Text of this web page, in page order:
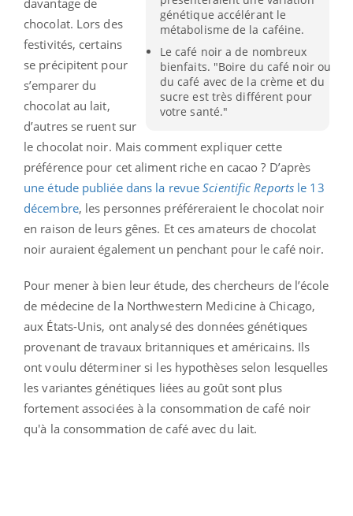
génétique accélérant le
métabolisme de la caféine.
Le café noir a de nombreux
bienfaits. "Boire du café noir ou
du café avec de la crème et du
sucre est très différent pour
votre santé."
chocolat. Lors des
festivités, certains
se précipitent pour
s’emparer du
chocolat au lait,
d’autres se ruent sur
le chocolat noir. Mais comment expliquer cette
préférence pour cet aliment riche en cacao ? D’après
une étude publiée dans la revueScientific Reports le 13
décembre, les personnes préféreraient le chocolat noir
en raison de leurs gênes. Et ces amateurs de chocolat
noir auraient également un penchant pour le café noir.
Pour mener à bien leur étude, des chercheurs de l’école
de médecine de la Northwestern Medicine à Chicago,
aux États-Unis, ont analysé des données génétiques
provenant de travaux britanniques et américains. Ils
ont voulu déterminer si les hypothèses selon lesquelles
les variantes génétiques liées au goût sont plus
fortement associées à la consommation de café noir
qu'à la consommation de café avec du lait.